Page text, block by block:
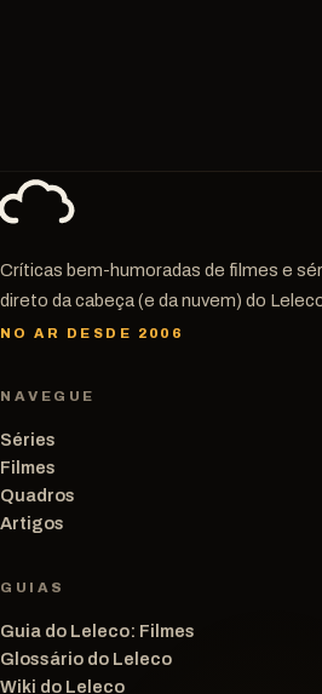
Críticas bem-humoradas de filmes e
direto da cabeça (e da nuvem) do
NO AR DESDE 2006
NAVEGUE
Séries
Filmes
Quadros
Artigos
GUIAS
Guia do Leleco: Filmes
Glossário do Leleco
Wiki do Leleco